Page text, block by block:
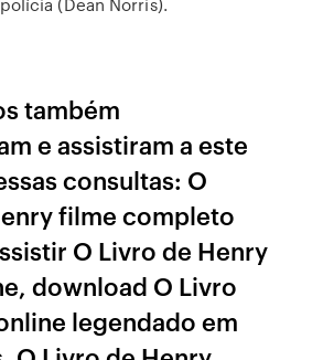
também
e assistiram a este
consultas: O
filme completo
O Livro de Henry
download O Livro
legendado em